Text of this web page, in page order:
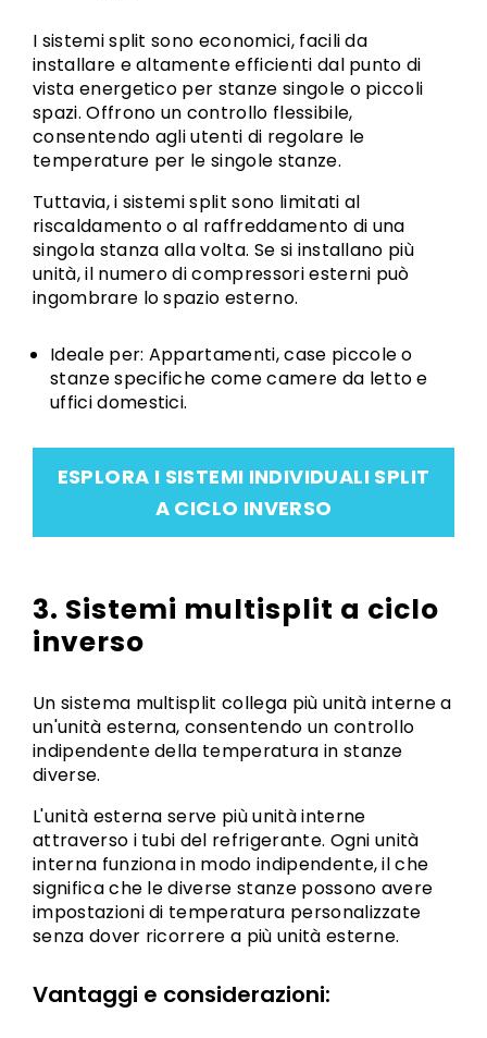
I sistemi split sono economici, facili da
installare e altamente efficienti dal punto di
vista energetico per stanze singole o piccoli
spazi. Offrono un controllo flessibile,
consentendo agli utenti di regolare le
temperature per le singole stanze.
Tuttavia, i sistemi split sono limitati al
riscaldamento o al raffreddamento di una
singola stanza alla volta. Se si installano più
unità, il numero di compressori esterni può
ingombrare lo spazio esterno.
Ideale per: Appartamenti, case piccole o
stanze specifiche come camere da letto e
uffici domestici.
ESPLORA I SISTEMI INDIVIDUALI SPLIT
A CICLO INVERSO
3. Sistemi multisplit a ciclo
inverso
Un sistema multisplit collega più unità interne a
un'unità esterna, consentendo un controllo
indipendente della temperatura in stanze
diverse.
L'unità esterna serve più unità interne
attraverso i tubi del refrigerante. Ogni unità
interna funziona in modo indipendente, il che
significa che le diverse stanze possono avere
impostazioni di temperatura personalizzate
senza dover ricorrere a più unità esterne.
Vantaggi e considerazioni: